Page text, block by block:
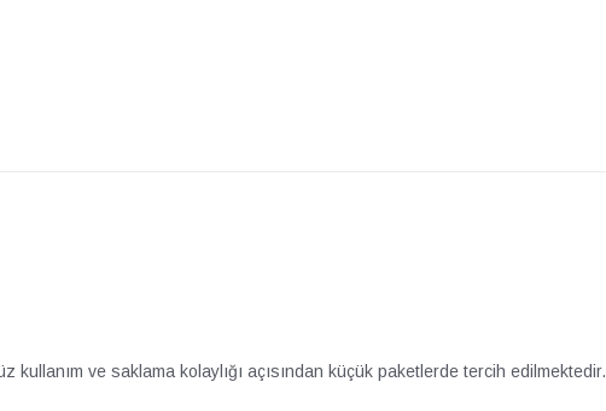
ve saklama kolaylığı açısından küçük paketlerde tercih edilmektedir.